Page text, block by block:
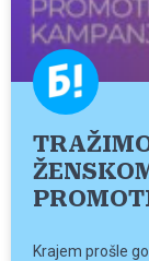
Krajem prošle